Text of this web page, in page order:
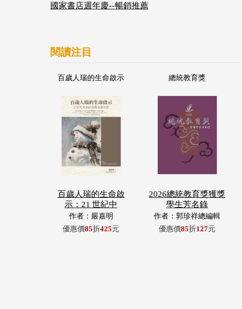
國家書店週年慶--暢銷推薦
閱讀注目
百歲人瑞的生命啟示
百歲人瑞的生命啟
示：21 世紀中
作者：嚴嘉明
優惠價85折425元
總統教育獎
2026總統教育獎獲獎
學生芳名錄
作者：郭珍祥總編輯
優惠價85折127元